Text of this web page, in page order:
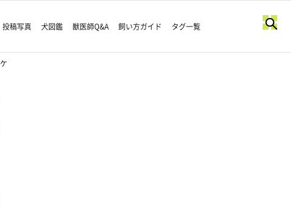
投稿写真 犬図鑑 獣医師Q&A 飼い方ガイド タグ一覧